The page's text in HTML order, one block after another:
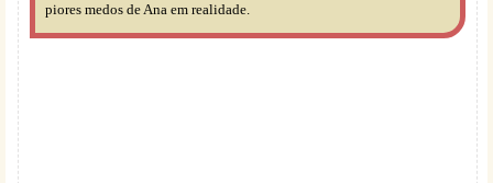
piores medos de Ana em realidade.